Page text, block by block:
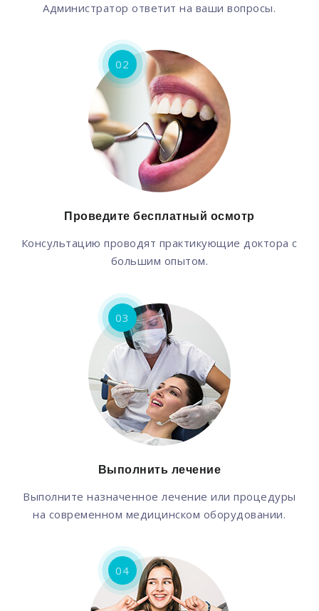
Администратор ответит на ваши вопросы.
02
Проведите бесплатный осмотр
Консультацию проводят практикующие доктора с
большим опытом.
03
Выполнить лечение
Выполните назначенное лечение или процедуры
на современном медицинском оборудовании.
04